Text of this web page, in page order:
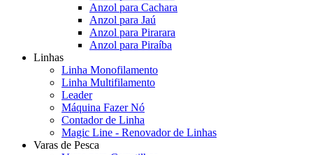
Anzol para Cachara
Anzol para Jaú
Anzol para Pirarara
Anzol para Piraíba
Linhas
Linha Monofilamento
Linha Multifilamento
Leader
Máquina Fazer Nó
Contador de Linha
Magic Line - Renovador de Linhas
Varas de Pesca